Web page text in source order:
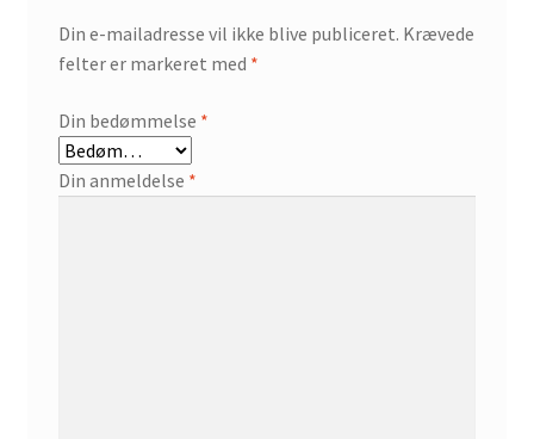
Din e-mailadresse vil ikke blive publiceret. Krævede
felter er markeret med *
Din bedømmelse *
Din anmeldelse *